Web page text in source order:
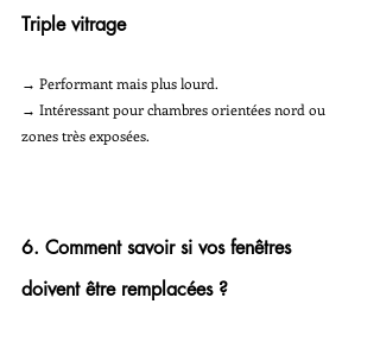
Triple vitrage
→ Performant mais plus lourd.
→ Intéressant pour chambres orientées nord ou
zones très exposées.
6. Comment savoir si vos fenêtres
doivent être remplacées ?